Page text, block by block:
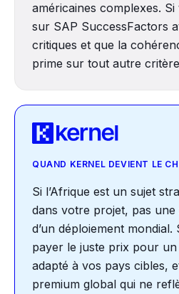
américaines complexes.
sur SAP SuccessFactors
critiques et que la
prime sur tout autre
QUAND KERNEL DEVIENT LE
Si l’Afrique est un sujet
dans votre projet, pas une
d’un déploiement
payer le juste prix pour
adapté à vos pays cibles,
premium global qui ne